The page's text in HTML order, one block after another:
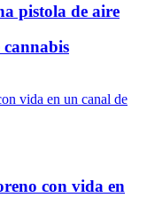
pistola de aire
con vida en